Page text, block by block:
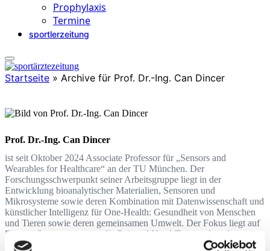
Prophylaxis
Termine
sportlerzeitung
Startseite » Archive für Prof. Dr.-Ing. Can Dincer
Prof. Dr.-Ing. Can Dincer
ist seit Oktober 2024 Associate Professor für „Sensors and
Wearables for Healthcare“ an der TU München. Der
Forschungsschwerpunkt seiner Arbeitsgruppe liegt in der
Entwicklung bioanalytischer Materialien, Sensoren und
Mikrosysteme sowie deren Kombination mit Datenwissenschaft und
künstlicher Intelligenz für One-Health: Gesundheit von Menschen
und Tieren sowie deren gemeinsamen Umwelt. Der Fokus liegt auf
Einweg Sensorensysteme für Point-of-Need-Tests und tragbare
Anwendungen.